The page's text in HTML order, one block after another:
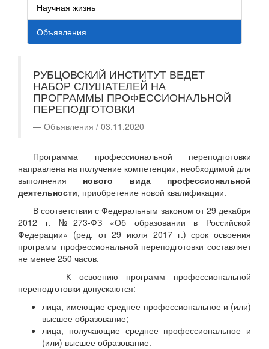
Научная жизнь
Объявления
РУБЦОВСКИЙ ИНСТИТУТ ВЕДЕТ
НАБОР СЛУШАТЕЛЕЙ НА
ПРОГРАММЫ ПРОФЕССИОНАЛЬНОЙ
ПЕРЕПОДГОТОВКИ
Объявления / 03.11.2020
Программа профессиональной переподготовки
направлена на получение компетенции, необходимой для
выполнения нового вида профессиональной
деятельности, приобретение новой квалификации.
В соответствии с Федеральным законом от 29 декабря
2012 г. №273-ФЗ «Об образовании в Российской
Федерации» (ред. от 29 июля 2017 г.) срок освоения
программ профессиональной переподготовки составляет
не менее 250 часов.
К освоению программ профессиональной
переподготовки допускаются:
лица, имеющие среднее профессиональное и (или)
высшее образование;
лица, получающие среднее профессиональное и
(или) высшее образование.